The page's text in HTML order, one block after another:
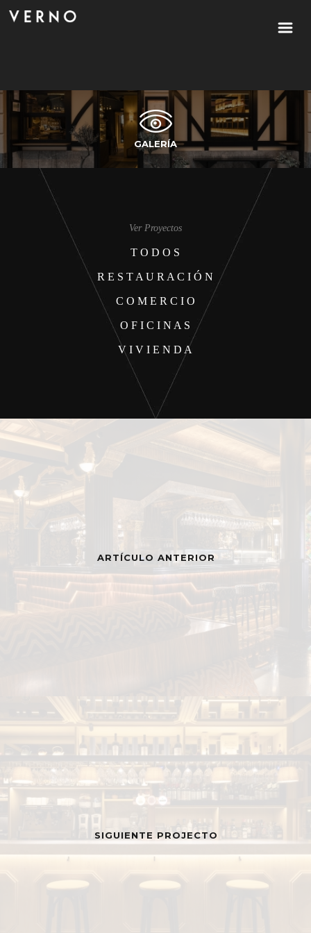
GALERÍA
Ver Proyectos
T O D O S
R E S T A U R A C I Ó N
C O M E R C I O
O F I C I N A S
V I V I E N D A
ARTÍCULO ANTERIOR
SIGUIENTE PROJECTO